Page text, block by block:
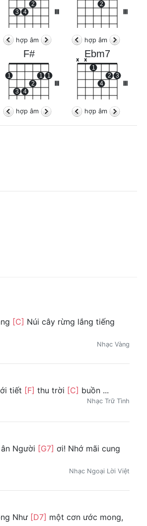
3 4
2
hợp âm
2
hợp âm
F#
1
3 4
2
1 1
hợp âm
Ebm7
x x
1
4
2 3
hợp âm
[C] Núi cây rừng lắng tiếng
Nhạc Vàng
tiết [F] thu trời [C] buồn ...
Nhạc Trữ Tình
ân Người [G7] ơi! Nhớ mãi cung
Nhạc Ngoại Lời Việt
Như [D7] một cơn ước mong,